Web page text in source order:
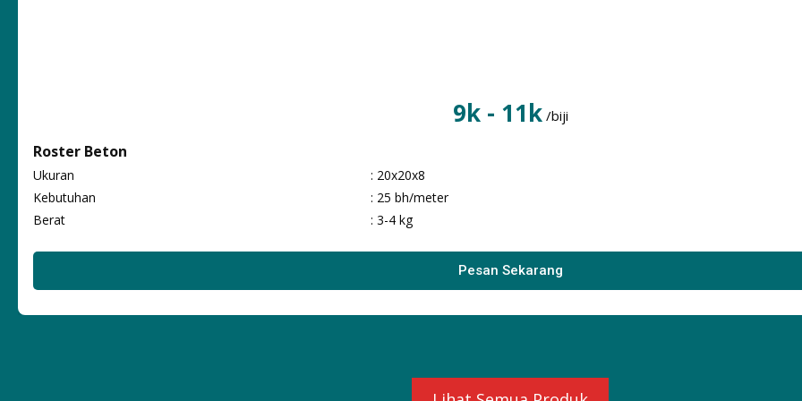
9k - 11k /biji
Roster Beton
Ukuran
: 20x20x8
Kebutuhan
: 25 bh/meter
Berat
: 3-4 kg
Pesan Sekarang